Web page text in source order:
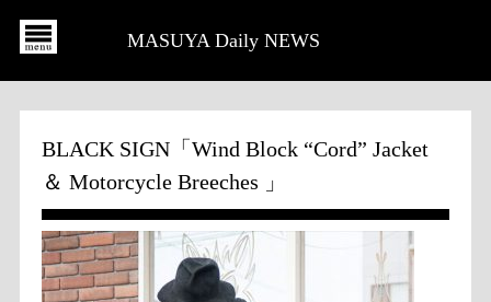
MASUYA Daily NEWS
BLACK SIGN「Wind Block “Cord” Jacket
＆ Motorcycle Breeches 」